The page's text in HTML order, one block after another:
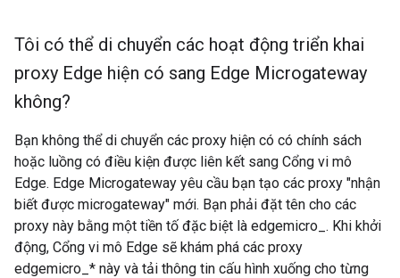
Tôi có thể di chuyển các hoạt động triển khai
proxy Edge hiện có sang Edge Microgateway
không?
Bạn không thể di chuyển các proxy hiện có có chính sách
hoặc luồng có điều kiện được liên kết sang Cổng vi mô
Edge. Edge Microgateway yêu cầu bạn tạo các proxy "nhận
biết được microgateway" mới. Bạn phải đặt tên cho các
proxy này bằng một tiền tố đặc biệt là edgemicro_. Khi khởi
động, Cổng vi mô Edge sẽ khám phá các proxy
edgemicro_* này và tải thông tin cấu hình xuống cho từng